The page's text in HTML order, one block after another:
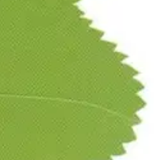
nimeen ja olinpaikkaan.
meistä kohdalle huomenna -
säilyminen riippuu